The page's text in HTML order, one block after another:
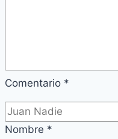
Comentario *
Nombre *